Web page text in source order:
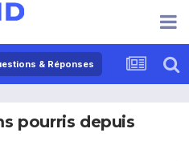
& Réponses
pourris depuis